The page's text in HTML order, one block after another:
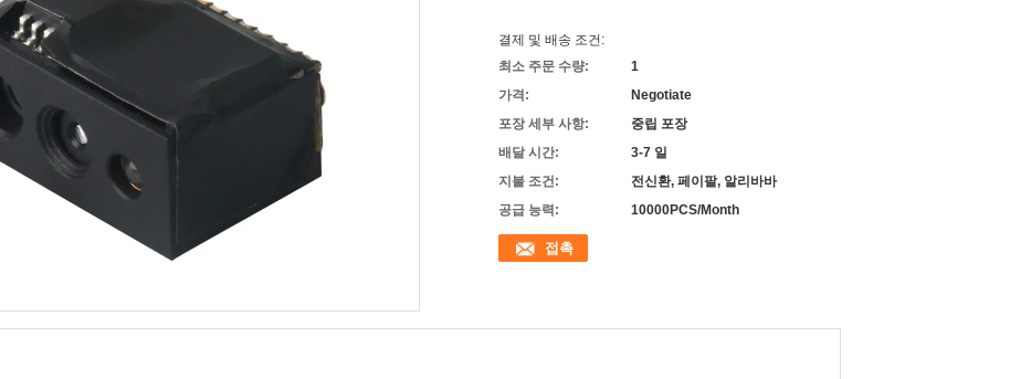
결제 및 배송 조건:
최소 주문 수량:
1
가격:
Negotiate
포장 세부 사항:
중립 포장
배달 시간:
3-7 일
지불 조건:
전신환, 페이팔, 알리바바
공급 능력:
10000PCS/Month
접촉